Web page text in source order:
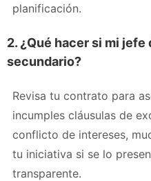
planificación.
2. ¿Qué hacer si mi
secundario?
Revisa tu contrato para
incumples cláusulas de
conflicto de intereses,
tu iniciativa si se lo
transparente.